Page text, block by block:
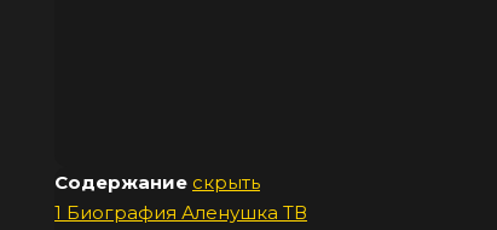
Содержание скрыть
1 Биография Аленушка ТВ